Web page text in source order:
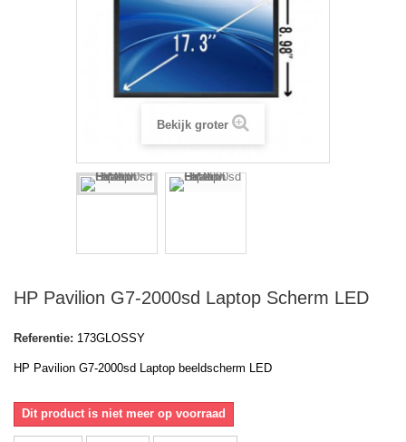
Bekijk groter
HP Pavilion G7-2000sd Laptop Scherm LED
Referentie: 173GLOSSY
HP Pavilion G7-2000sd Laptop beeldscherm LED
Dit product is niet meer op voorraad